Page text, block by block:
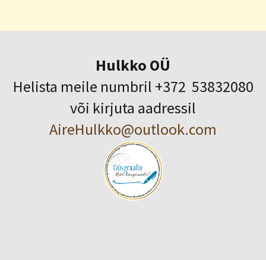
Hulkko OÜ
Helista meile numbril +372 53832080
või kirjuta aadressil
AireHulkko@outlook.com